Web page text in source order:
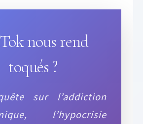
nous rend
toqués ?
sur l’addiction
l’hypocrisie